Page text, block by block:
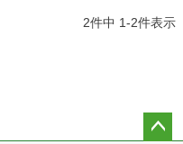
2件中 1-2件表示